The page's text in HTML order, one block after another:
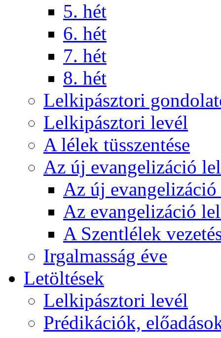
5. hét
6. hét
7. hét
8. hét
Lelkipásztori
Lelkipásztori levél
A lélek tüsszentése
Az új evangelizáció
Az új
Az evangelizáció
A Szentlélek
Irgalmasság éve
Letöltések
Lelkipásztori levél
Prédikációk,